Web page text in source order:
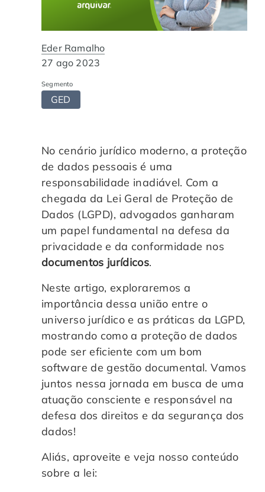
Educação Corporativa
Gerenciamento de NF-e
Assinatura Digital
Auditoria de Processos
Transformação Digital
Gestão do Departamento Pessoal
Controle e Organização de Documentos Físicos
Guarda de Documentos
Consultoria Documental
Instituições de Ensino
Departamento Pessoal
Cooperativas
Cases de Sucesso
Nossas Unidades
Blog
Eder Ramalho
27 ago 2023
Segmento
GED
No cenário jurídico moderno, a proteção
de dados pessoais é uma
responsabilidade inadiável. Com a
chegada da Lei Geral de Proteção de
Dados (LGPD), advogados ganharam
um papel fundamental na defesa da
privacidade e da conformidade nos
documentos jurídicos.
Neste artigo, exploraremos a
importância dessa união entre o
universo jurídico e as práticas da LGPD,
mostrando como a proteção de dados
pode ser eficiente com um bom
software de gestão documental. Vamos
juntos nessa jornada em busca de uma
atuação consciente e responsável na
defesa dos direitos e da segurança dos
dados!
Aliás, aproveite e veja nosso conteúdo
sobre a lei: